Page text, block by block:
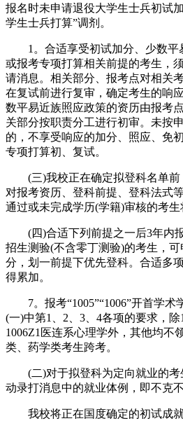
报名时未申请退役大学生士兵初试
学生士兵打算”调剂。
1。合适享受初试加分、少数平
或报考专项打算相关前提的考生，
请消息。相关部分、报考点对相关
在复试前进行复审，确定考生的响
数平易近族照应政策的资历由报考
关部分按职责分工进行初审。未按
的，不享受响应的加分、照应、免
专项打算初、复试。
(三)我校正在确定拟登科名单前
对报考资历、登科前提、登科法式
通过或未完成学历(学籍)审核的考生
(四)合适下列前提之一后3年内
招生测验(不含零丁测验)的考生，
分，划一前提下优先登科。合适多
得累加。
7。报考“1005”“1006”开首学术
(一)中第1、2、3、4各项的要求，除
1006Z1医连系心理学外，其他均不
类、药学类考生跨考。
(二)对于拟登科为定向就业的考
动录打消息中的就业体例，即不克不
我校将正在国度确定的初试成就